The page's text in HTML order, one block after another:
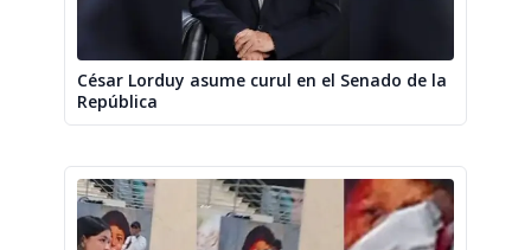
César Lorduy asume curul en el Senado de la
República